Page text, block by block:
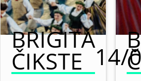
BRIGITA
ČIKSTE 14/